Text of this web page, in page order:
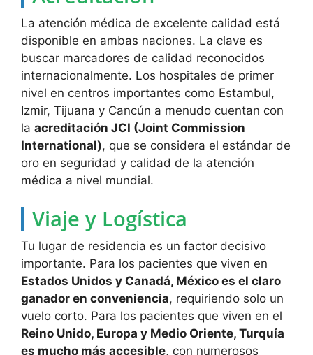
La atención médica de excelente calidad está
disponible en ambas naciones. La clave es
buscar marcadores de calidad reconocidos
internacionalmente. Los hospitales de primer
nivel en centros importantes como Estambul,
Izmir, Tijuana y Cancún a menudo cuentan con
la acreditación JCI (Joint Commission
International), que se considera el estándar de
oro en seguridad y calidad de la atención
médica a nivel mundial.
Viaje y Logística
Tu lugar de residencia es un factor decisivo
importante. Para los pacientes que viven en
Estados Unidos y Canadá, México es el claro
ganador en conveniencia, requiriendo solo un
vuelo corto. Para los pacientes que viven en el
Reino Unido, Europa y Medio Oriente, Turquía
es mucho más accesible, con numerosos